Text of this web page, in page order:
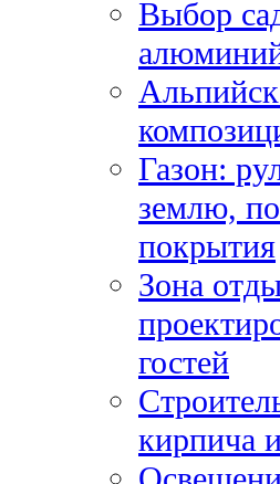
Выбор
Газон:
землю,
покрытия
Зона
гостей
кирпича